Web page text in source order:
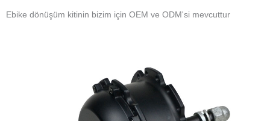
Ebike dönüşüm kitinin bizim için OEM ve ODM'si mevcuttur